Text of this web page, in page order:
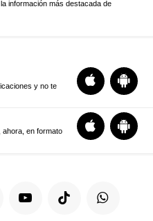
información más destacada de
y no te
ahora, en formato